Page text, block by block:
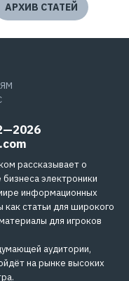
АРХИВ СТАТЕЙ
рассказывает о
бизнеса электроники
информационных
как статьи для широкого
для игроков
аудитории,
на рынке высоких